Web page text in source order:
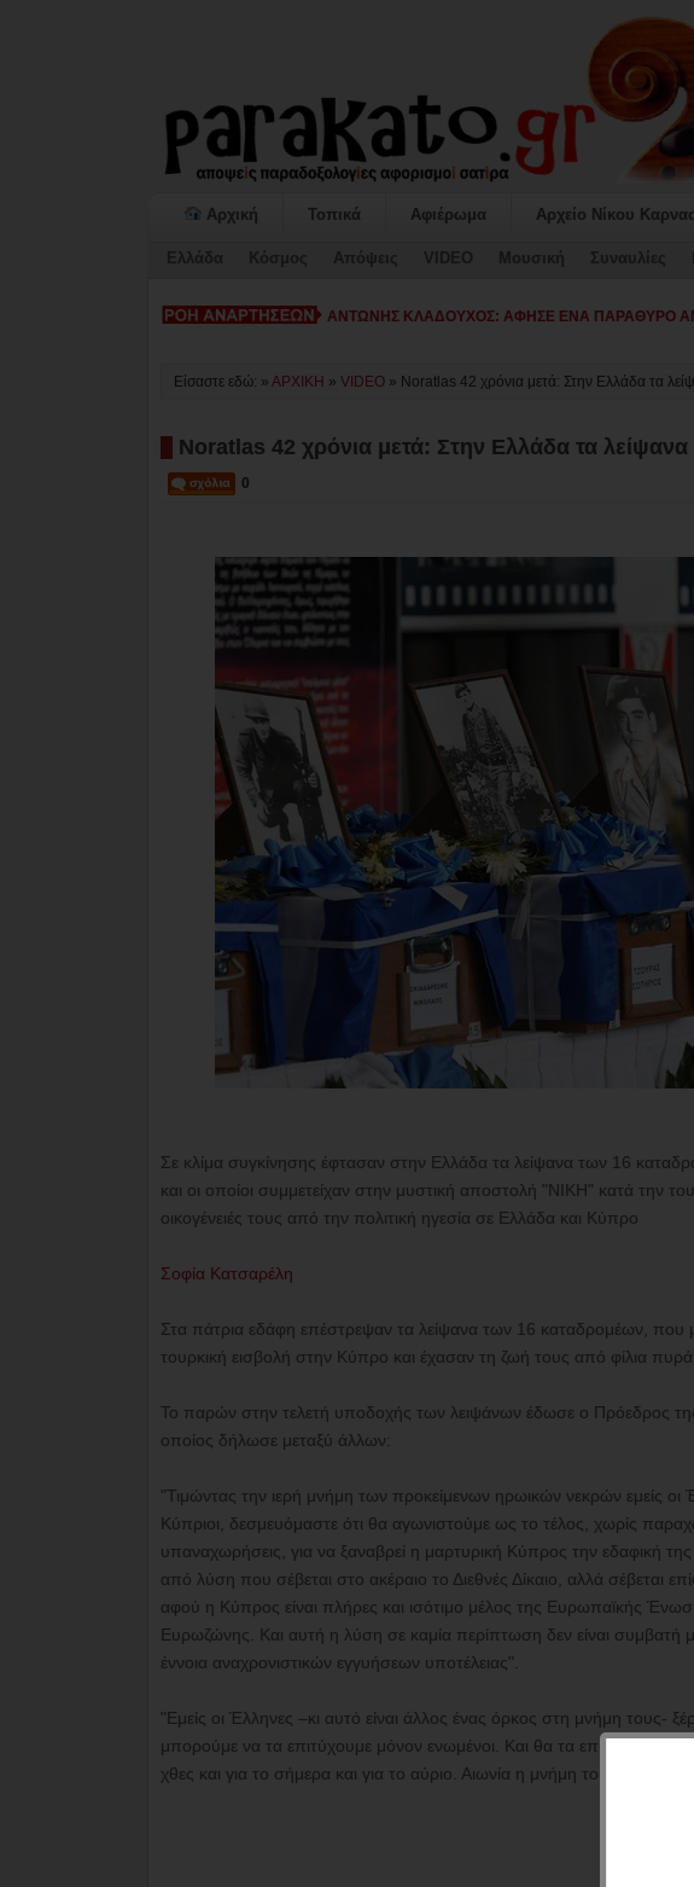
Αρχική Τοπικά Αφιέρωμα Αρχείο Νίκου
Ελλάδα Κόσμος Απόψεις VIDEO Μουσική Συναυλίες
ΚΙΑΤΟ: Η «ΕΠΟΜΕΝΗ ΜΕΡΑ» καταψήφισε -
Είσαστε εδώ: » ΑΡΧΙΚΗ » VIDEO » Noratlas 42 χρόνια μετά: Στην Ελλάδα τα
Noratlas 42 χρόνια μετά: Στην Ελλάδα τα
0
Σε κλίμα συγκίνησης έφτασαν στην Ελλάδα τα λείψανα των 16
και οι οποίοι συμμετείχαν στην μυστική αποστολή "ΝΙΚΗ" κατά την
οικογένειές τους από την πολιτική ηγεσία σε Ελλάδα και Κύπρο
Σοφία Κατσαρέλη
Στα πάτρια εδάφη επέστρεψαν τα λείψανα των 16 καταδρομέων, που
τουρκική εισβολή στην Κύπρο και έχασαν τη ζωή τους από φίλια πυρά.
Το παρών στην τελετή υποδοχής των λειψάνων έδωσε ο Πρόεδρος
οποίος δήλωσε μεταξύ άλλων:
"Τιμώντας την ιερή μνήμη των προκείμενων ηρωικών νεκρών εμείς οι
Κύπριοι, δεσμευόμαστε ότι θα αγωνιστούμε ως το τέλος, χωρίς
υπαναχωρήσεις, για να ξαναβρεί η μαρτυρική Κύπρος την εδαφική της
από λύση που σέβεται στο ακέραιο το Διεθνές Δίκαιο, αλλά σέβεται
αφού η Κύπρος είναι πλήρες και ισότιμο μέλος της Ευρωπαϊκής
Ευρωζώνης. Και αυτή η λύση σε καμία περίπτωση δεν είναι συμβατή
έννοια αναχρονιστικών εγγυήσεων υποτέλειας".
"Εμείς οι Έλληνες –κι αυτό είναι άλλος ένας όρκος στη μνήμη τους-
μπορούμε να τα επιτύχουμε μόνον ενωμένοι. Και θα τα επιτύχουμε
χθες και για το σήμερα και για το αύριο. Αιωνία η μνήμη τους!"